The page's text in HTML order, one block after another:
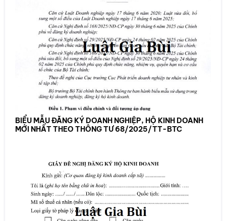
BIỂU MẪU ĐĂNG KÝ DOANH NGHIỆP, HỘ KINH DOANH
MỚI NHẤT THEO THÔNG TƯ 68/2025/TT-BTC